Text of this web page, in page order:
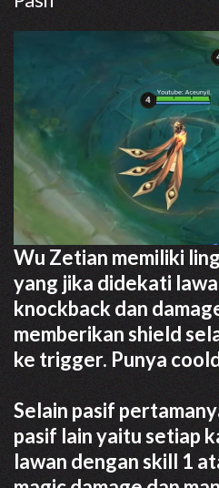
Wu Zetian memiliki
yang jika didekati
knockback dan
memberikan shield
ke trigger. Punya
Selain pasif
pasif lain yaitu setiap
lawan dengan skill 1